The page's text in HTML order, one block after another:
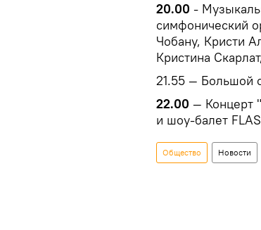
20.00 -
симфонический
Чобану, Кристи
Кристина
21.55 — Большой
22.00 — Концерт
и шоу-балет
Общество Новости